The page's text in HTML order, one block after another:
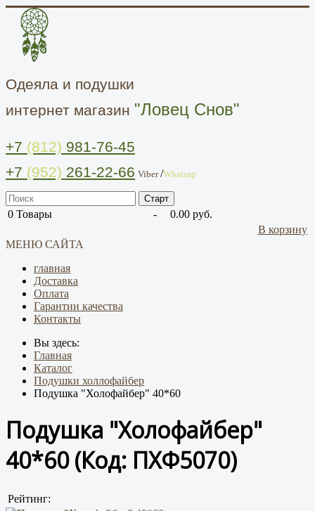
Одеяла и подушки
интернет магазин "Ловец Снов"
+7 (812) 981-76-45
+7 (952) 261-22-66 Viber/Whatsap
0 Товары -
0.00 руб.
В корзину
МЕНЮ САЙТА
главная
Доставка
Оплата
Гарантии качества
Контакты
Вы здесь:
Главная
Каталог
Подушки холлофайбер
Подушка "Холофайбер" 40*60
Подушка "Холофайбер"
40*60(Код: ПХФ5070)
Рейтинг: